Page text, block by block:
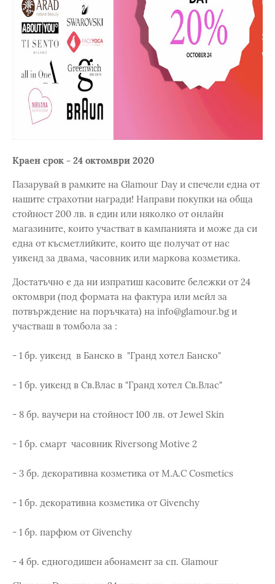
Краен срок - 24 октомври 2020
Пазарувай в рамките на Glamour Day и спечели една от
нашите страхотни награди! Направи покупки на обща
стойност 200 лв. в един или няколко от онлайн
магазините, които участват в кампанията и може да си
една от късметлийките, които ще получат от нас
уикенд за двама, часовник или маркова козметика.
Достатъчно е да ни изпратиш касовите бележки от 24
октомври (под формата на фактура или мейл за
потвърждение на поръчката) на info@glamour.bg и
участваш в томбола за :
- 1 бр. уикенд в Банско в "Гранд хотел Банско"
- 1 бр. уикенд в Св.Влас в "Гранд хотел Св.Влас"
- 8 бр. ваучери на стойност 100 лв. от Jewel Skin
- 1 бр. смарт часовник Riversong Motive 2
- 3 бр. декоративна козметика от M.A.C Cosmetics
- 1 бр. декоративна козметика от Givenchy
- 1 бр. парфюм от Givenchy
- 4 бр. едногодишен абонамент за сп. Glamour